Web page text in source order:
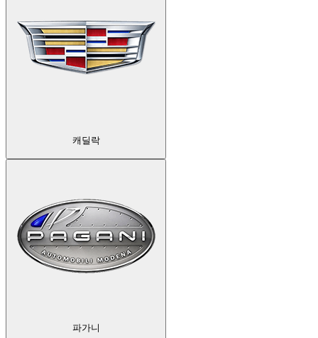
캐딜락
파가니